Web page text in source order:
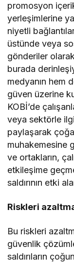
promosyon
yerleşimlerine
niyetli
üstünde veya
gönderiler
burada
medyanın hem
güven üzerine
KOBİ’de
veya sektörle
paylaşarak
muhakemesine
ve ortakların,
etkileşime
saldırının etki
Riskleri
Bu riskleri
güvenlik
saldırıların